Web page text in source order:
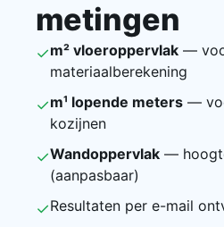
metingen
✓m² vloeroppervlak —
materiaalberekening
✓m¹ lopende meters —
kozijnen
✓Wandoppervlak —
(aanpasbaar)
✓Resultaten per e-mail